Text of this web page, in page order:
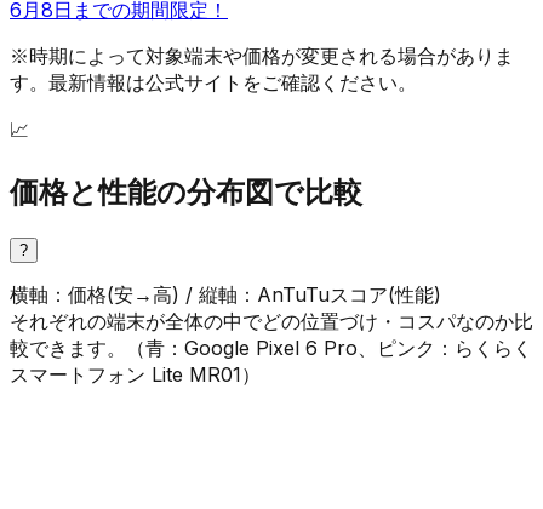
6月8日までの期間限定！
※時期によって対象端末や価格が変更される場合がありま
す。最新情報は公式サイトをご確認ください。
📈
価格と性能の分布図で比較
?
横軸：価格(安→高) / 縦軸：AnTuTuスコア(性能)
それぞれの端末が全体の中でどの位置づけ・コスパなのか比
較できます。（青 ： Google Pixel 6 Pro ピンク ： らくらく
スマートフォン Lite MR01）